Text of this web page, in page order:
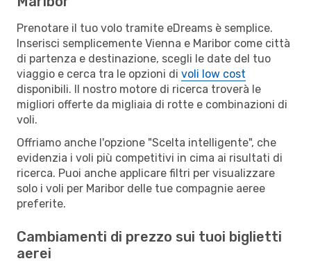
Prenotare il tuo volo tramite eDreams è semplice.
Inserisci semplicemente Vienna e Maribor come città
di partenza e destinazione, scegli le date del tuo
viaggio e cerca tra le opzioni di voli low cost
disponibili. Il nostro motore di ricerca troverà le
migliori offerte da migliaia di rotte e combinazioni di
voli.
Offriamo anche l'opzione "Scelta intelligente", che
evidenzia i voli più competitivi in cima ai risultati di
ricerca. Puoi anche applicare filtri per visualizzare
solo i voli per Maribor delle tue compagnie aeree
preferite.
Cambiamenti di prezzo sui tuoi biglietti
aerei